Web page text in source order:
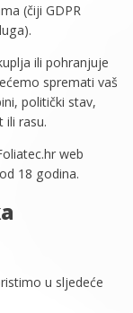
(čiji GDPR
ili pohranjuje
spremati vaš
politički stav,
ili rasu.
web
18 godina.
u sljedeće